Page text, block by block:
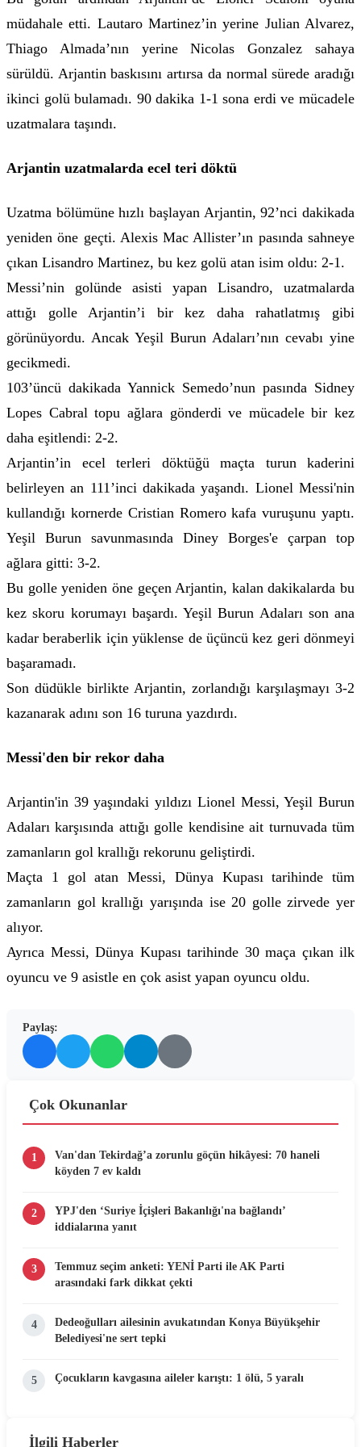
müdahale etti. Lautaro Martinez’in yerine Julian Alvarez,
Thiago Almada’nın yerine Nicolas Gonzalez sahaya
sürüldü. Arjantin baskısını artırsa da normal sürede aradığı
ikinci golü bulamadı. 90 dakika 1-1 sona erdi ve mücadele
uzatmalara taşındı.
Arjantin uzatmalarda ecel teri döktü
Uzatma bölümüne hızlı başlayan Arjantin, 92’nci dakikada
yeniden öne geçti. Alexis Mac Allister’ın pasında sahneye
çıkan Lisandro Martinez, bu kez golü atan isim oldu: 2-1.
Messi’nin golünde asisti yapan Lisandro, uzatmalarda
attığı golle Arjantin’i bir kez daha rahatlatmış gibi
görünüyordu. Ancak Yeşil Burun Adaları’nın cevabı yine
gecikmedi.
103’üncü dakikada Yannick Semedo’nun pasında Sidney
Lopes Cabral topu ağlara gönderdi ve mücadele bir kez
daha eşitlendi: 2-2.
Arjantin’in ecel terleri döktüğü maçta turun kaderini
belirleyen an 111’inci dakikada yaşandı. Lionel Messi'nin
kullandığı kornerde Cristian Romero kafa vuruşunu yaptı.
Yeşil Burun savunmasında Diney Borges'e çarpan top
ağlara gitti: 3-2.
Bu golle yeniden öne geçen Arjantin, kalan dakikalarda bu
kez skoru korumayı başardı. Yeşil Burun Adaları son ana
kadar beraberlik için yüklense de üçüncü kez geri dönmeyi
başaramadı.
Son düdükle birlikte Arjantin, zorlandığı karşılaşmayı 3-2
kazanarak adını son 16 turuna yazdırdı.
Messi'den bir rekor daha
Arjantin'in 39 yaşındaki yıldızı Lionel Messi, Yeşil Burun
Adaları karşısında attığı golle kendisine ait turnuvada tüm
zamanların gol krallığı rekorunu geliştirdi.
Maçta 1 gol atan Messi, Dünya Kupası tarihinde tüm
zamanların gol krallığı yarışında ise 20 golle zirvede yer
alıyor.
Ayrıca Messi, Dünya Kupası tarihinde 30 maça çıkan ilk
oyuncu ve 9 asistle en çok asist yapan oyuncu oldu.
Paylaş:
Çok Okunanlar
1
Van'dan Tekirdağ’a zorunlu göçün hikâyesi: 70 haneli
köyden 7 ev kaldı
2
YPJ'den ‘Suriye İçişleri Bakanlığı'na bağlandı’
iddialarına yanıt
3
Temmuz seçim anketi: YENİ Parti ile AK Parti
arasındaki fark dikkat çekti
4
Dedeoğulları ailesinin avukatından Konya Büyükşehir
Belediyesi'ne sert tepki
5 Çocukların kavgasına aileler karıştı: 1 ölü, 5 yaralı
İlgili Haberler